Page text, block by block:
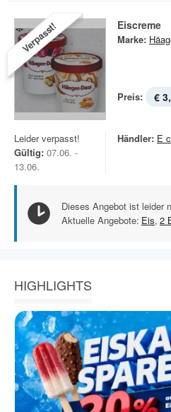
Verpasst! Eiscreme
Marke:
Preis: €
Leider verpasst!
Gültig: 07.06. -
13.06.
Händler: E
Dieses Angebot ist leider
Aktuelle Angebote: Eis, 2
HIGHLIGHTS